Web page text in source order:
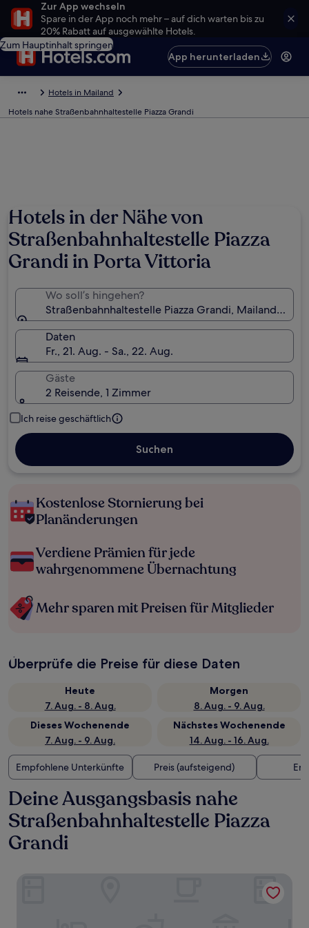
Zur App wechseln
Spare in der App noch mehr – auf dich warten bis zu
20% Rabatt auf ausgewählte Hotels.
Zum Hauptinhalt springen
App herunterladen
Hotels in Mailand
Hotels nahe Straßenbahnhaltestelle Piazza Grandi
Hotels in der Nähe von
Straßenbahnhaltestelle Piazza
Grandi in Porta Vittoria
Wo soll’s hingehen?
Straßenbahnhaltestelle Piazza Grandi, Mailand,
Daten
Fr., 21. Aug. - Sa., 22. Aug.
Gäste
2 Reisende, 1 Zimmer
Ich reise geschäftlich
Suchen
Kostenlose Stornierung bei
Planänderungen
Verdiene Prämien für jede
wahrgenommene Übernachtung
Mehr sparen mit Preisen für Mitglieder
Überprüfe die Preise für diese Daten
Heute
7. Aug. - 8. Aug.
Morgen
8. Aug. - 9. Aug.
Dieses Wochenende
7. Aug. - 9. Aug.
Nächstes Wochenende
14. Aug. - 16. Aug.
Empfohlene Unterkünfte Preis (aufsteigend)
Deine Ausgangsbasis nahe
Straßenbahnhaltestelle Piazza
Grandi